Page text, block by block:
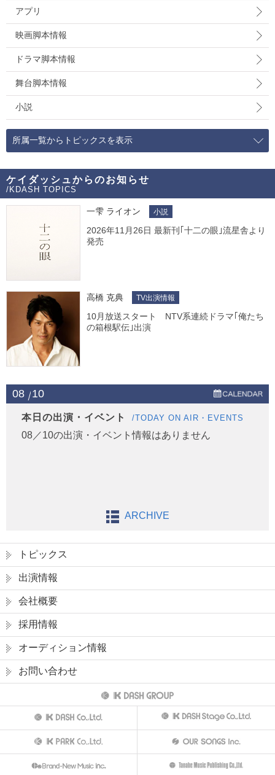
アプリ
映画脚本情報
ドラマ脚本情報
舞台脚本情報
小説
所属一覧からトピックスを表示
ケイダッシュからのお知らせ
/KDASH TOPICS
一雫 ライオン 小説
2026年11月26日 最新刊｢十二の眼｣流星舎より
発売
高橋 克典 TV出演情報
10月放送スタート NTV系連続ドラマ｢俺たち
の箱根駅伝｣出演
08 10
本日の出演・イベント /TODAY ON AIR・EVENTS
08／10の出演・イベント情報はありません
ARCHIVE
トピックス
出演情報
会社概要
採用情報
オーディション情報
お問い合わせ